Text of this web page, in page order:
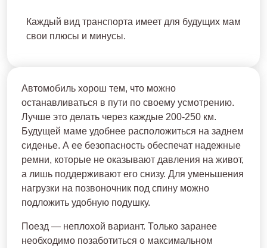
Каждый вид транспорта имеет для будущих мам
свои плюсы и минусы.
Автомобиль хорош тем, что можно
останавливаться в пути по своему усмотрению.
Лучше это делать через каждые 200-250 км.
Будущей маме удобнее расположиться на заднем
сиденье. А ее безопасность обеспечат надежные
ремни, которые не оказывают давления на живот,
а лишь поддерживают его снизу. Для уменьшения
нагрузки на позвоночник под спину можно
подложить удобную подушку.
Поезд — неплохой вариант. Только заранее
необходимо позаботиться о максимальном